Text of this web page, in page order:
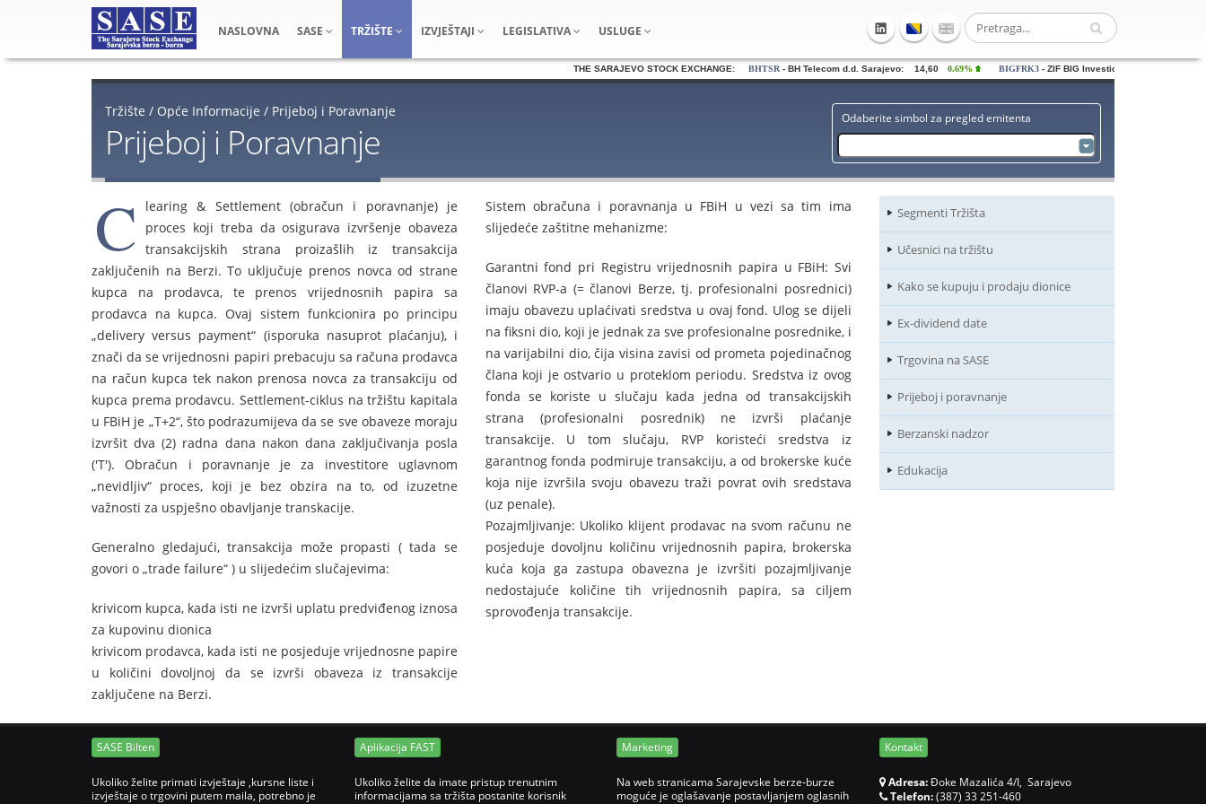
NASLOVNA SASE TRŽIŠTE IZVJEŠTAJI LEGISLATIVA USLUGE
THE SARAJEVO STOCK EXCHANGE: BHTSR- BH Telecom d.d. Sarajevo: 14,60 0.69% BIGFRK3- ZIF BIG Investiciona grupa dd
Tržište / Opće Informacije / Prijeboj i Poravnanje Odaberite simbol za pregled emitenta
Prijeboj i Poravnanje
C
learing & Settlement (obračun i poravnanje) je
proces koji treba da osigurava izvršenje obaveza
transakcijskih strana proizašlih iz transakcija
zaključenih na Berzi. To uključuje prenos novca od strane
kupca na prodavca, te prenos vrijednosnih papira sa
prodavca na kupca. Ovaj sistem funkcionira po principu
„delivery versus payment“ (isporuka nasuprot plaćanju), i
znači da se vrijednosni papiri prebacuju sa računa prodavca
na račun kupca tek nakon prenosa novca za transakciju od
kupca prema prodavcu. Settlement-ciklus na tržištu kapitala
u FBiH je „T+2“, što podrazumijeva da se sve obaveze moraju
izvršit dva (2) radna dana nakon dana zaključivanja posla
('T'). Obračun i poravnanje je za investitore uglavnom
„nevidljiv“ proces, koji je bez obzira na to, od izuzetne
važnosti za uspješno obavljanje transkacije.
Generalno gledajući, transakcija može propasti ( tada se
govori o „trade failure“ ) u slijedećim slučajevima:
krivicom kupca, kada isti ne izvrši uplatu predviđenog iznosa
za kupovinu dionica
krivicom prodavca, kada isti ne posjeduje vrijednosne papire
u količini dovoljnoj da se izvrši obaveza iz transakcije
zaključene na Berzi.
Sistem obračuna i poravnanja u FBiH u vezi sa tim ima
slijedeće zaštitne mehanizme:
Garantni fond pri Registru vrijednosnih papira u FBiH: Svi
članovi RVP-a (= članovi Berze, tj. profesionalni posrednici)
imaju obavezu uplaćivati sredstva u ovaj fond. Ulog se dijeli
na fiksni dio, koji je jednak za sve profesionalne posrednike, i
na varijabilni dio, čija visina zavisi od prometa pojedinačnog
člana koji je ostvario u proteklom periodu. Sredstva iz ovog
fonda se koriste u slučaju kada jedna od transakcijskih
strana (profesionalni posrednik) ne izvrši plaćanje
transakcije. U tom slučaju, RVP koristeći sredstva iz
garantnog fonda podmiruje transakciju, a od brokerske kuće
koja nije izvršila svoju obavezu traži povrat ovih sredstava
(uz penale).
Pozajmljivanje: Ukoliko klijent prodavac na svom računu ne
posjeduje dovoljnu količinu vrijednosnih papira, brokerska
kuća koja ga zastupa obavezna je izvršiti pozajmljivanje
nedostajuće količine tih vrijednosnih papira, sa ciljem
sprovođenja transakcije.
Segmenti Tržišta
Učesnici na tržištu
Kako se kupuju i prodaju dionice
Ex-dividend date
Trgovina na SASE
Prijeboj i poravnanje
Berzanski nadzor
Edukacija
SASE Bilten
Ukoliko želite primati izvještaje ,kursne liste i
izvještaje o trgovini putem maila, potrebno je
Aplikacija FAST
Ukoliko želite da imate pristup trenutnim
informacijama sa tržišta postanite korisnik
Marketing
Na web stranicama Sarajevske berze-burze
moguće je oglašavanje postavljanjem oglasnih
Kontakt
Adresa:Đoke Mazalića 4/I, Sarajevo
Telefon:(387) 33 251-460